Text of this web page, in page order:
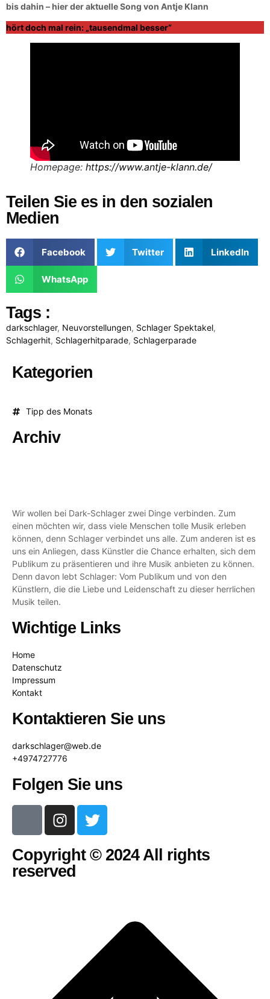
bis dahin – hier der aktuelle Song von Antje Klann
hört doch mal rein: „tausendmal besser“
Homepage: https://www.antje-klann.de/
Teilen Sie es in den sozialen
Medien
Facebook Twitter LinkedIn
WhatsApp
Tags :
darkschlager, Neuvorstellungen, Schlager Spektakel,
Schlagerhit, Schlagerhitparade, Schlagerparade
Kategorien
Tipp des Monats
Archiv
Wir wollen bei Dark-Schlager zwei Dinge verbinden. Zum
einen möchten wir, dass viele Menschen tolle Musik erleben
können, denn Schlager verbindet uns alle. Zum anderen ist es
uns ein Anliegen, dass Künstler die Chance erhalten, sich dem
Publikum zu präsentieren und ihre Musik anbieten zu können.
Denn davon lebt Schlager: Vom Publikum und von den
Künstlern, die die Liebe und Leidenschaft zu dieser herrlichen
Musik teilen.
Wichtige Links
Home
Datenschutz
Impressum
Kontakt
Kontaktieren Sie uns
darkschlager@web.de
+4974727776
Folgen Sie uns
Copyright © 2024 All rights
reserved